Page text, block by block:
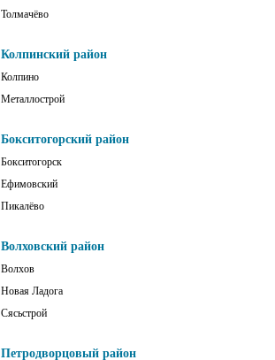
Толмачёво
Колпинский район
Колпино
Металлострой
Бокситогорский район
Бокситогорск
Ефимовский
Пикалёво
Волховский район
Волхов
Новая Ладога
Сясьстрой
Петродворцовый район